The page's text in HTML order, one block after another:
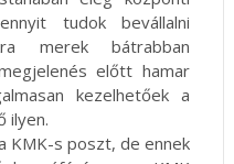
tudok bevállalni
merek bátrabban
előtt hamar
kezelhetőek a
ilyen.
KMK-s poszt, de ennek